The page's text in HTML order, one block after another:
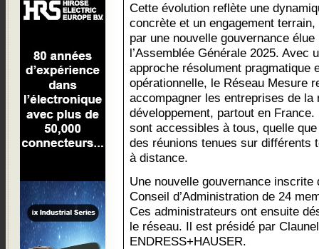
Cette évolution reflète une
concrète et un engagement terrain,
par une nouvelle gouvernance élue
l’Assemblée Générale 2025. Avec
approche résolument pragmatique
opérationnelle, le Réseau Mesure
accompagner les entreprises de la
développement, partout en
sont accessibles à tous, quelle
des réunions tenues sur différents
à distance.
Une nouvelle gouvernance
Conseil d’Administration de 24
Ces administrateurs ont ensuite
le réseau. Il est présidé par
ENDRESS+HAUSER.